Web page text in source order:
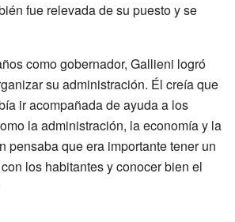
fue relevada de su puesto y se
como gobernador, Gallieni logró
su administración. Él creía que
ir acompañada de ayuda a los
la administración, la economía y la
pensaba que era importante tener un
los habitantes y conocer bien el